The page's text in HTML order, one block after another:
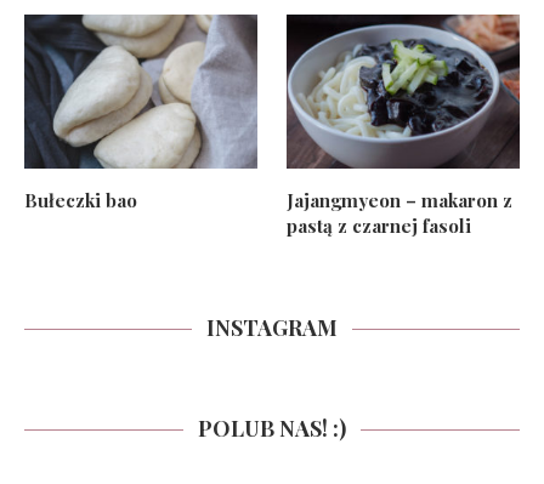
Bułeczki bao
Jajangmyeon – makaron z
pastą z czarnej fasoli
INSTAGRAM
POLUB NAS! :)